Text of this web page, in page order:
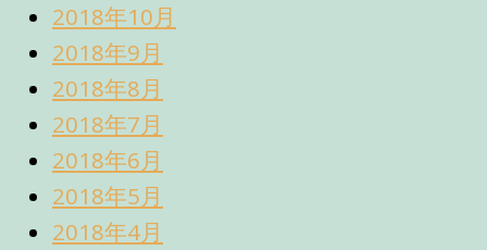
2018年10月
2018年9月
2018年8月
2018年7月
2018年6月
2018年5月
2018年4月